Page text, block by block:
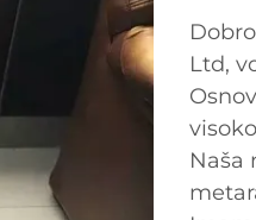
Ltd,
Naša